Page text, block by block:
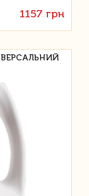
1157 грн